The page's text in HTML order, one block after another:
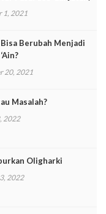
1, 2021
Berubah Menjadi
20, 2021
Masalah?
2022
Oligharki
2022